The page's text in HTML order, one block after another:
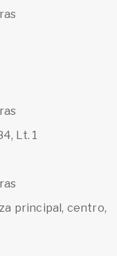
Lt. 1
principal, centro,